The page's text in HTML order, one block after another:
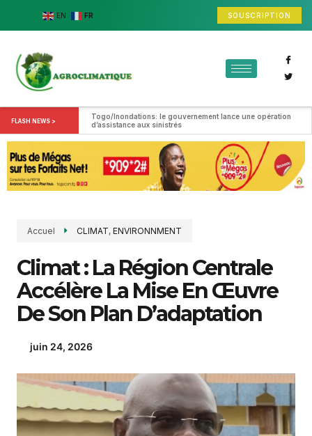
EN FR SOUSCRIPTION
FLASH NEWS >
Togo/Inondations: le gouvernement lance une opération
d’assistance aux sinistrés
Accuel CLIMAT, ENVIRONNMENT
Climat : La Région Centrale
Accélère La Mise En Œuvre
De Son Plan D’adaptation
juin 24, 2026